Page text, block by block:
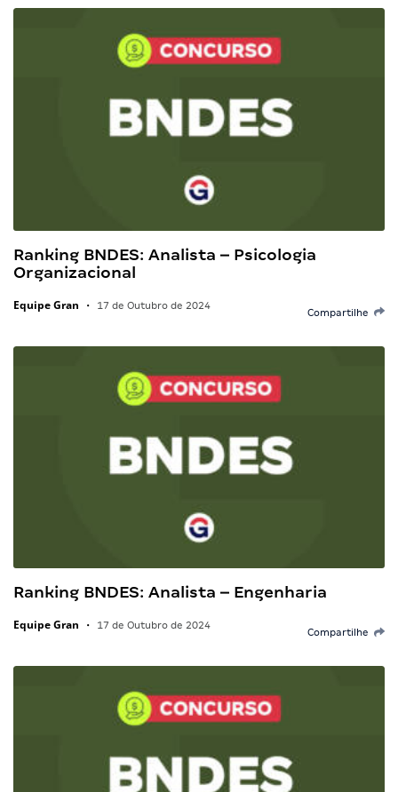
Ranking BNDES: Analista – Psicologia
Organizacional
Equipe Gran • 17 de Outubro de 2024
Compartilhe
Ranking BNDES: Analista – Engenharia
Equipe Gran • 17 de Outubro de 2024
Compartilhe